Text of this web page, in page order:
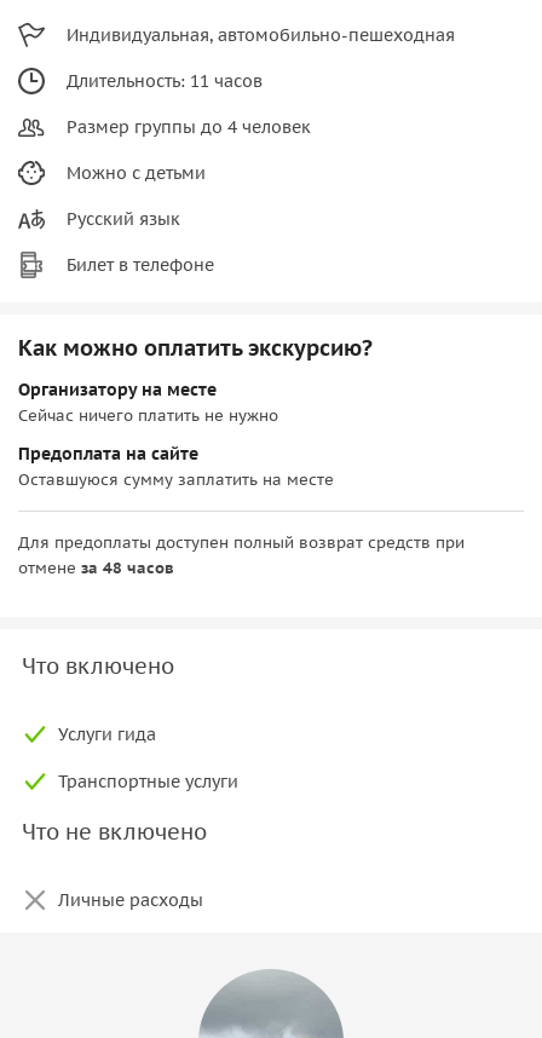
Индивидуальная, автомобильно-пешеходная
Длительность: 11 часов
Размер группы до 4 человек
Можно с детьми
Русский язык
Билет в телефоне
Как можно оплатить экскурсию?
Организатору на месте
Сейчас ничего платить не нужно
Предоплата на сайте
Оставшуюся сумму заплатить на месте
Для предоплаты доступен полный возврат средств при
отмене за 48 часов
Что включено
Услуги гида
Транспортные услуги
Что не включено
Личные расходы